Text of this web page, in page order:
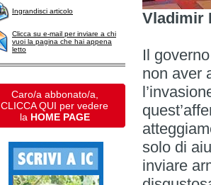
Ingrandisci articolo
Clicca su e-mail per inviare a chi
vuoi la pagina che hai appena
letto
Caro/a abbonato/a,
CLICCA QUI per vedere
la HOME PAGE
Vladimir
Il
non aver
solo di
inviare